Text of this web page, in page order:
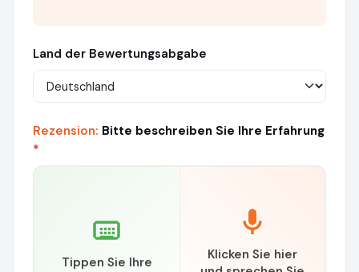
Land der Bewertungsabgabe
Rezension: Bitte beschreiben Sie Ihre Erfahrung
*
Tippen Sie Ihre
Klicken Sie hier